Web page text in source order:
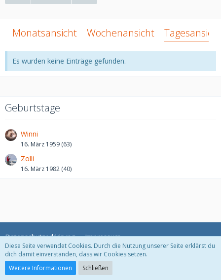
Monatsansicht Wochenansicht Tagesansicht
Es wurden keine Einträge gefunden.
Geburtstage
Winni
16. März 1959 (63)
Zolli
16. März 1982 (40)
Datenschutzerklärung Impressum
Community-Software:
Diese Seite verwendet Cookies. Durch die Nutzung unserer Seite erklärst du
dich damit einverstanden, dass wir Cookies setzen.
Weitere Informationen
Schließen